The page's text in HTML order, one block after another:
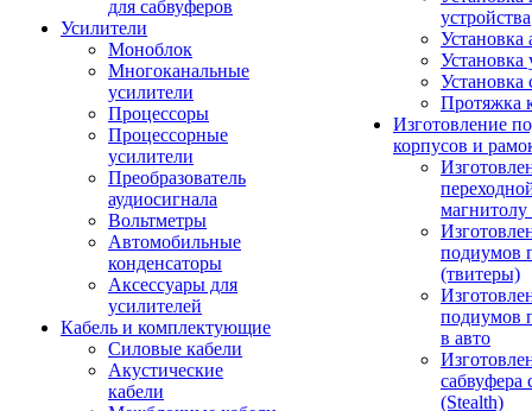
для сабвуферов
Усилители
Моноблок
Многоканальные
усилители
Процессоры
Процессорные
усилители
Преобразователь
аудиосигнала
Вольтметры
Автомобильные
конденсаторы
Аксессуары для
усилителей
Кабель и комплектующие
Силовые кабели
Акустические
кабели
устройства
Установка
Установка
Установка
Протяжка
Изготовление
корпусов и
подиумов
(твитеры)
подиумов
в авто
сабвуфера
(Stealth)